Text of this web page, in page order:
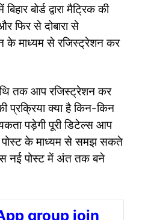
बोर्ड द्वारा मैट्रिक की
और फिर से दोबारा से
के माध्यम से रजिस्ट्रेशन कर
तक आप रजिस्ट्रेशन कर
क्या है किन-किन
पड़ेगी पूरी डिटेल्स आप
पोस्ट के माध्यम से समझ सकते
नई पोस्ट में अंत तक बने
group join